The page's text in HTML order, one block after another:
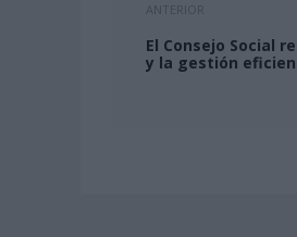
ANTERIOR
El Consejo Social
y la gestión